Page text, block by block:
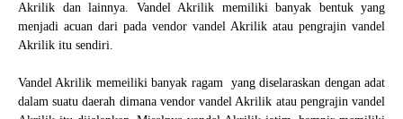
Akrilik dan lainnya. Vandel Akrilik memiliki banyak bentuk yang
menjadi acuan dari pada vendor vandel Akrilik atau pengrajin vandel
Akrilik itu sendiri.
Vandel Akrilik memeiliki banyak ragam
yang diselaraskan dengan adat
dalam suatu daerah dimana vendor vandel Akrilik atau pengrajin vandel